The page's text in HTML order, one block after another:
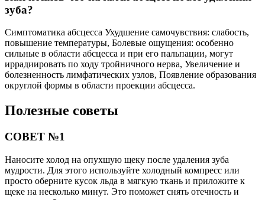
зуба?
Симптоматика абсцесса Ухудшение самочувствия: слабость,
повышение температуры, Болевые ощущения: особенно
сильные в области абсцесса и при его пальпации, могут
иррадиировать по ходу тройничного нерва, Увеличение и
болезненность лимфатических узлов, Появление образования
округлой формы в области проекции абсцесса.
Полезные советы
СОВЕТ №1
Наносите холод на опухшую щеку после удаления зуба
мудрости. Для этого используйте холодный компресс или
просто оберните кусок льда в мягкую ткань и приложите к
щеке на несколько минут. Это поможет снять отечность и